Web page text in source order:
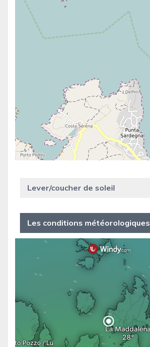
Lever/coucher de soleil
Les conditions météorologiques